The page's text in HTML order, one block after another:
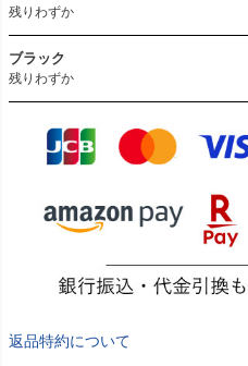
残りわずか
ブラック
残りわずか
返品特約について